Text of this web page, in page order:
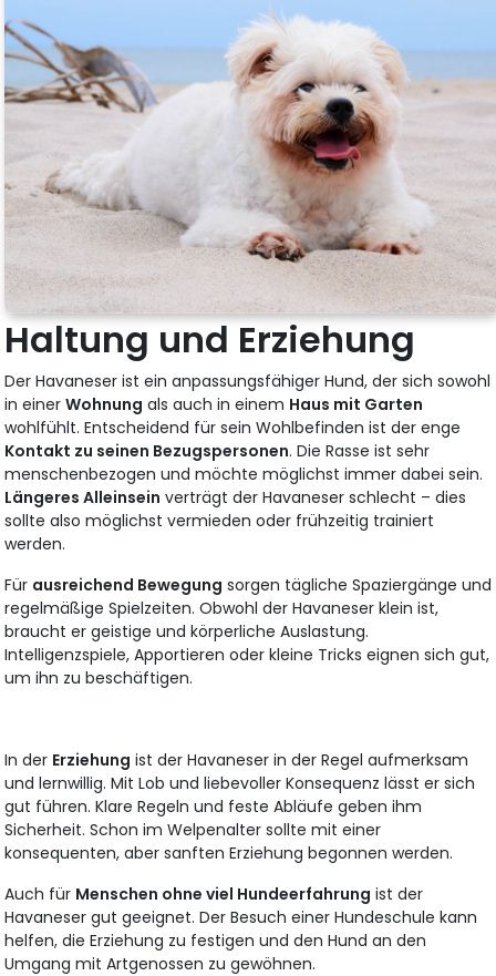
Haltung und Erziehung
Der Havaneser ist ein anpassungsfähiger Hund, der sich sowohl
in einerWohnung als auch in einem Haus mit Garten
wohlfühlt. Entscheidend für sein Wohlbefinden ist der enge
Kontakt zu seinen Bezugspersonen. Die Rasse ist sehr
menschenbezogen und möchte möglichst immer dabei sein.
Längeres Alleinsein verträgt der Havaneser schlecht – dies
sollte also möglichst vermieden oder frühzeitig trainiert
werden.
Für ausreichend Bewegung sorgen tägliche Spaziergänge und
regelmäßige Spielzeiten. Obwohl der Havaneser klein ist,
braucht er geistige und körperliche Auslastung.
Intelligenzspiele, Apportieren oder kleine Tricks eignen sich gut,
um ihn zu beschäftigen.
In der Erziehung ist der Havaneser in der Regel aufmerksam
und lernwillig. Mit Lob und liebevoller Konsequenz lässt er sich
gut führen. Klare Regeln und feste Abläufe geben ihm
Sicherheit. Schon im Welpenalter sollte mit einer
konsequenten, aber sanften Erziehung begonnen werden.
Auch für Menschen ohne viel Hundeerfahrung ist der
Havaneser gut geeignet. Der Besuch einer Hundeschule kann
helfen, die Erziehung zu festigen und den Hund an den
Umgang mit Artgenossen zu gewöhnen.